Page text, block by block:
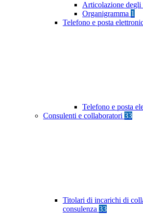
Articolazione
Organigramma 1
Telefono e posta
Telefono e posta
Consulenti e collaboratori 33
Titolari di incarichi di
consulenza 33